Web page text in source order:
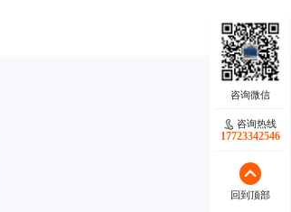
咨询热线
17723342546
回到顶部